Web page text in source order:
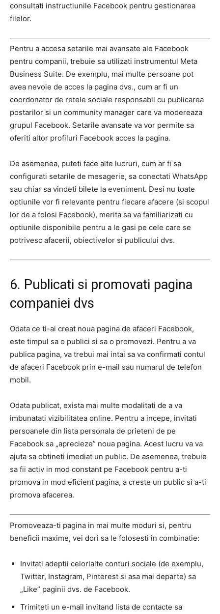
consultati instructiunile Facebook pentru gestionarea
filelor.
Pentru a accesa setarile mai avansate ale Facebook
pentru companii, trebuie sa utilizati instrumentul Meta
Business Suite. De exemplu, mai multe persoane pot
avea nevoie de acces la pagina dvs., cum ar fi un
coordonator de retele sociale responsabil cu publicarea
postarilor si un community manager care va modereaza
grupul Facebook. Setarile avansate va vor permite sa
oferiti altor profiluri Facebook acces la pagina.
De asemenea, puteti face alte lucruri, cum ar fi sa
configurati setarile de mesagerie, sa conectati WhatsApp
sau chiar sa vindeti bilete la eveniment. Desi nu toate
optiunile vor fi relevante pentru fiecare afacere (si scopul
lor de a folosi Facebook), merita sa va familiarizati cu
optiunile disponibile pentru a le gasi pe cele care se
potrivesc afacerii, obiectivelor si publicului dvs.
6. Publicati si promovati pagina
companiei dvs
Odata ce ti-ai creat noua pagina de afaceri Facebook,
este timpul sa o publici si sa o promovezi. Pentru a va
publica pagina, va trebui mai intai sa va confirmati contul
de afaceri Facebook prin e-mail sau numarul de telefon
mobil.
Odata publicat, exista mai multe modalitati de a va
imbunatati vizibilitatea online. Pentru a incepe, invitati
persoanele din lista personala de prieteni de pe
Facebook sa „aprecieze” noua pagina. Acest lucru va va
ajuta sa obtineti imediat un public. De asemenea, trebuie
sa fii activ in mod constant pe Facebook pentru a-ti
promova in mod eficient pagina, a creste un public si a-ti
promova afacerea.
Promoveaza-ti pagina in mai multe moduri si, pentru
beneficii maxime, vei dori sa le folosesti in combinatie:
Invitati adeptii celorlalte conturi sociale (de exemplu,
Twitter, Instagram, Pinterest si asa mai departe) sa
„Like” paginii dvs. de Facebook.
Trimiteti un e-mail invitand lista de contacte sa